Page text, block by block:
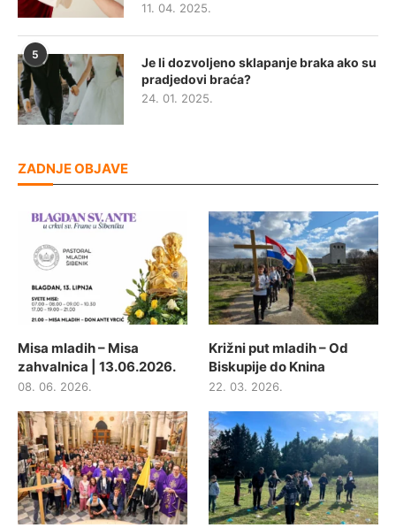
11. 04. 2025.
5
Je li dozvoljeno sklapanje braka ako su
pradjedovi braća?
24. 01. 2025.
ZADNJE OBJAVE
Misa mladih – Misa
zahvalnica | 13.06.2026.
08. 06. 2026.
Križni put mladih – Od
Biskupije do Knina
22. 03. 2026.